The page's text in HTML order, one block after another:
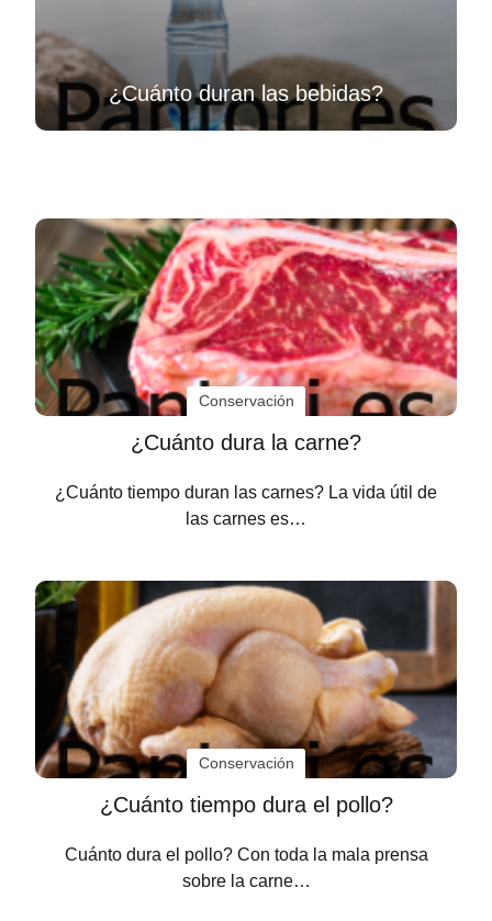
¿Cuánto duran las bebidas?
Conservación
¿Cuánto dura la carne?
¿Cuánto tiempo duran las carnes? La vida útil de
las carnes es…
Conservación
¿Cuánto tiempo dura el pollo?
Cuánto dura el pollo? Con toda la mala prensa
sobre la carne…